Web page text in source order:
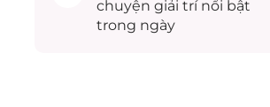
chuyện giải trínổi bật
trong ngày